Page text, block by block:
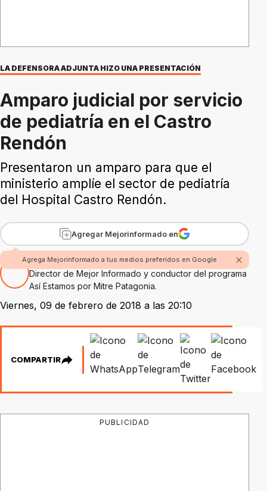
LA DEFENSORA ADJUNTA HIZO UNA PRESENTACIÓN
Amparo judicial por servicio
de pediatría en el Castro
Rendón
Presentaron un amparo para que el
ministerio amplíe el sector de pediatría
del Hospital Castro Rendón.
Agregar Mejorinformado en
Agrega Mejorinformado a tus medios preferidos en Google
Por Rubén Boggi
Director de Mejor Informado y conductor del programa
Así Estamos por Mitre Patagonia.
Viernes, 09 de febrero de 2018 a las 20:10
COMPARTIR
PUBLICIDAD